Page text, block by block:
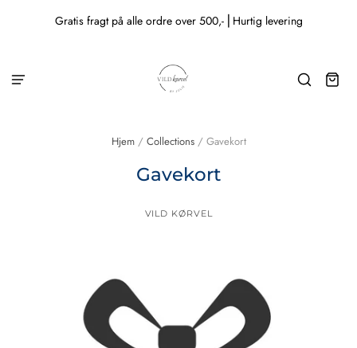
Gratis fragt på alle ordre over 500,- ⎜Hurtig levering
Hjem / Collections / Gavekort
Gavekort
VILD KØRVEL